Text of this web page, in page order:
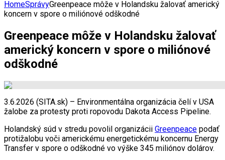
for:
HomeSprávyGreenpeace môže v Holandsku žalovať americký
koncern v spore o miliónové odškodné
Greenpeace môže v Holandsku žalovať
americký koncern v spore o miliónové
odškodné
3.6.2026 (SITA.sk) – Environmentálna organizácia čelí v USA
žalobe za protesty proti ropovodu Dakota Access Pipeline.
Holandský súd v stredu povolil organizácii Greenpeace podať
protižalobu voči americkému energetickému koncernu Energy
Transfer v spore o odškodné vo výške 345 miliónov dolárov.